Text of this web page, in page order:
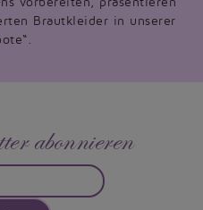
Brautkleider in unserer
abonnieren